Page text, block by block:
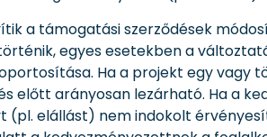
a támogatási szerződések
egyes esetekben a
Ha a projekt egy vagy
arányosan lezárható. Ha a
elállást) nem indokolt